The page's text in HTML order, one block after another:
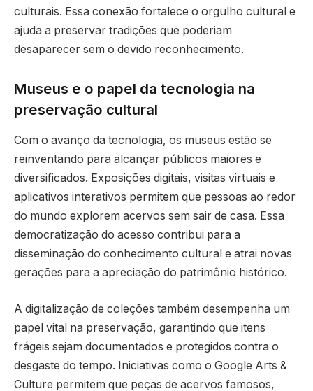
culturais. Essa conexão fortalece o orgulho cultural e
ajuda a preservar tradições que poderiam
desaparecer sem o devido reconhecimento.
Museus e o papel da tecnologia na
preservação cultural
Com o avanço da tecnologia, os museus estão se
reinventando para alcançar públicos maiores e
diversificados. Exposições digitais, visitas virtuais e
aplicativos interativos permitem que pessoas ao redor
do mundo explorem acervos sem sair de casa. Essa
democratização do acesso contribui para a
disseminação do conhecimento cultural e atrai novas
gerações para a apreciação do patrimônio histórico.
A digitalização de coleções também desempenha um
papel vital na preservação, garantindo que itens
frágeis sejam documentados e protegidos contra o
desgaste do tempo. Iniciativas como o Google Arts &
Culture permitem que peças de acervos famosos,